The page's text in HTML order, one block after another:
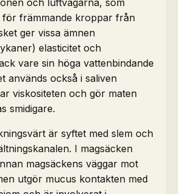
och luftvägarna, som
för främmande kroppar från
ger vissa ämnen
elasticitet och
vare sin höga vattenbindande
används också i saliven
viskositeten och gör maten
smidigare.
är syftet med slem och
I magsäcken
magsäckens väggar mot
utgör mucus kontakten med